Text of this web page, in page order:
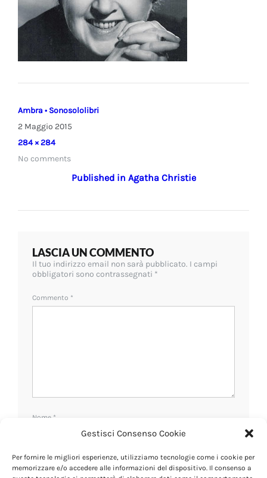
Gestisci Consenso Cookie
Per fornire le migliori esperienze, utilizziamo tecnologie come i cookie per
memorizzare e/o accedere alle informazioni del dispositivo. Il consenso a
Ambra • Sonosololibri
2 Maggio 2015
29
2020
Full
size
284 × 284
No comments
Navigazione
articoli
Published in Agatha Christie
LASCIA UN COMMENTO
Il tuo indirizzo email non sarà pubblicato. I campi
obbligatori sono contrassegnati *
Commento *
Nome *
Email*